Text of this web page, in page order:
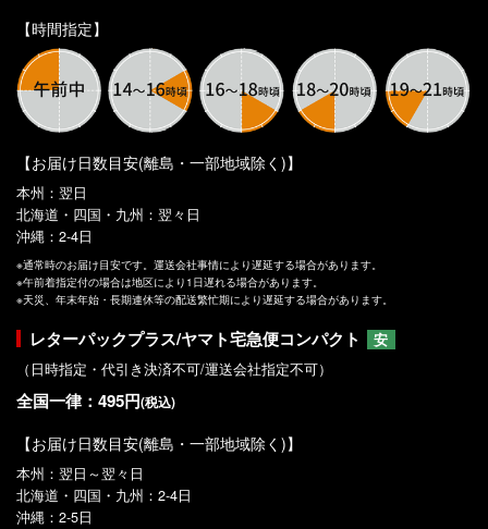
【時間指定】
【お届け日数目安(離島・一部地域除く)】
本州：翌日
北海道・四国・九州：翌々日
沖縄：2-4日
※通常時のお届け目安です。運送会社事情により遅延する場合があります。
※午前着指定付の場合は地区により1日遅れる場合があります。
※天災、年末年始・長期連休等の配送繁忙期により遅延する場合があります。
レターパックプラス/ヤマト宅急便コンパクト
安
（日時指定・代引き決済不可/運送会社指定不可）
全国一律：495円(税込)
【お届け日数目安(離島・一部地域除く)】
本州：翌日～翌々日
北海道・四国・九州：2-4日
沖縄：2-5日